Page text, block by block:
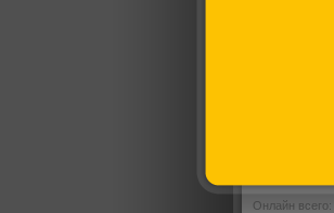
Онлайн всего: